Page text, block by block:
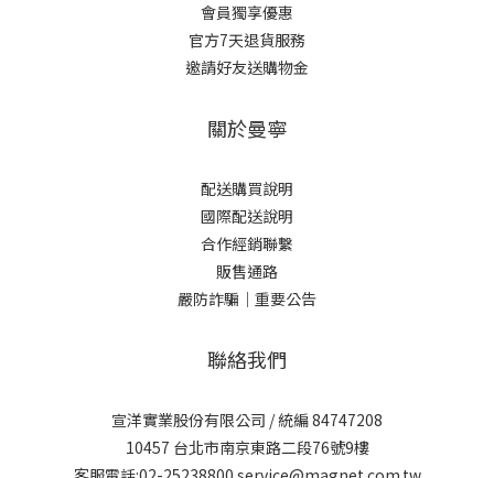
會員獨享優惠
官方7天退貨服務
邀請好友送購物金
關於曼寧
配送購買說明
國際配送說明
合作經銷聯繫
販售通路
嚴防詐騙｜重要公告
聯絡我們
宣洋實業股份有限公司 / 統編 84747208
10457 台北市南京東路二段76號9樓